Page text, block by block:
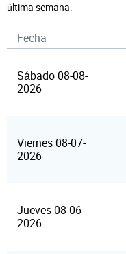
última semana.
Fecha
Sábado 08-08-
2026
Viernes 08-07-
2026
Jueves 08-06-
2026